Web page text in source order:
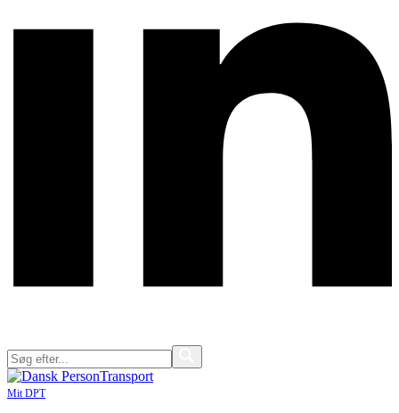
Mit DPT